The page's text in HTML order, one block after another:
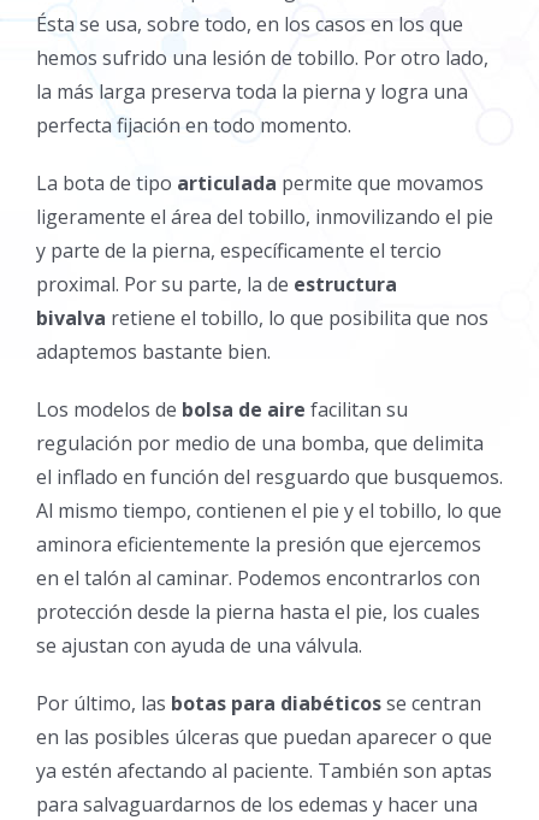
Ésta se usa, sobre todo, en los casos en los que
hemos sufrido una lesión de tobillo. Por otro lado,
la más larga preserva toda la pierna y logra una
perfecta fijación en todo momento.
La bota de tipo articulada permite que movamos
ligeramente el área del tobillo, inmovilizando el pie
y parte de la pierna, específicamente el tercio
proximal. Por su parte, la de estructura
bivalva retiene el tobillo, lo que posibilita que nos
adaptemos bastante bien.
Los modelos de bolsa de aire facilitan su
regulación por medio de una bomba, que delimita
el inflado en función del resguardo que busquemos.
Al mismo tiempo, contienen el pie y el tobillo, lo que
aminora eficientemente la presión que ejercemos
en el talón al caminar. Podemos encontrarlos con
protección desde la pierna hasta el pie, los cuales
se ajustan con ayuda de una válvula.
Por último, las botas para diabéticosse centran
en las posibles úlceras que puedan aparecer o que
ya estén afectando al paciente. También son aptas
para salvaguardarnos de los edemas y hacer una